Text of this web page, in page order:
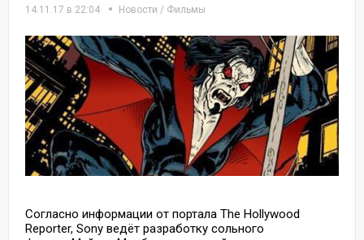
14.11.17 в 22:04 Новости / Фильмы
Согласно информации от портала The Hollywood
Reporter, Sony ведёт разработку сольного